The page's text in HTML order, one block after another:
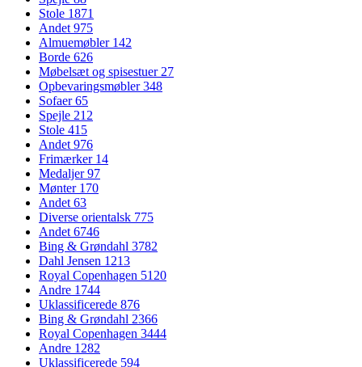
Stole 1871
Andet975
Almuemøbler 142
Borde 626
Møbelsæt og spisestuer27
Opbevaringsmøbler348
Sofaer65
Spejle 212
Stole 415
Andet976
Frimærker 14
Medaljer97
Mønter 170
Andet63
Diverse orientalsk 775
Andet6746
Bing & Grøndahl 3782
Dahl Jensen 1213
Royal Copenhagen 5120
Andre 1744
Uklassificerede 876
Bing & Grøndahl 2366
Royal Copenhagen 3444
Andre 1282
Uklassificerede 594